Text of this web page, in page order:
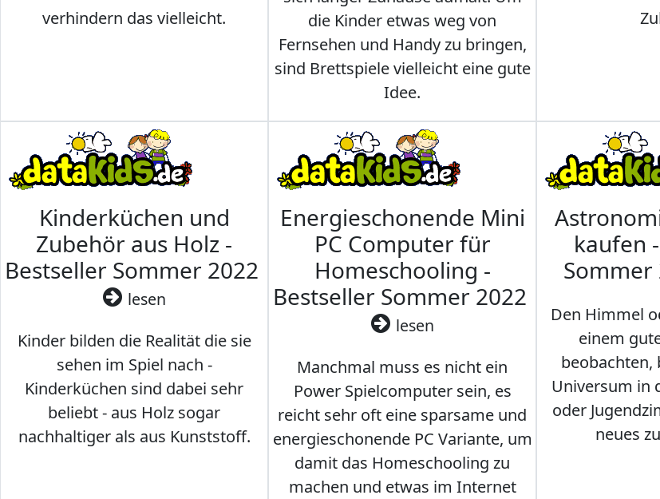
verhindern das vielleicht.
die Kinder etwas weg von
Fernsehen und Handy zu bringen,
sind Brettspiele vielleicht eine gute
Idee.
Kinderküchen und
Zubehör aus Holz -
Bestseller Sommer 2022
lesen
Kinder bilden die Realität die sie
sehen im Spiel nach -
Kinderküchen sind dabei sehr
beliebt - aus Holz sogar
nachhaltiger als aus Kunststoff.
Energieschonende Mini
PC Computer für
Homeschooling -
Bestseller Sommer 2022
lesen
Manchmal muss es nicht ein
Power Spielcomputer sein, es
reicht sehr oft eine sparsame und
energieschonende PC Variante, um
damit das Homeschooling zu
machen und etwas im Internet
kaufen
Sommer
Den Himmel
einem
Universum in
oder
neues